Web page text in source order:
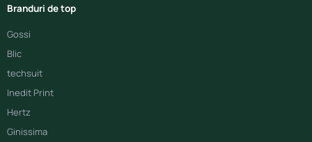
Branduri de top
Gossi
Blic
techsuit
Inedit Print
Hertz
Ginissima